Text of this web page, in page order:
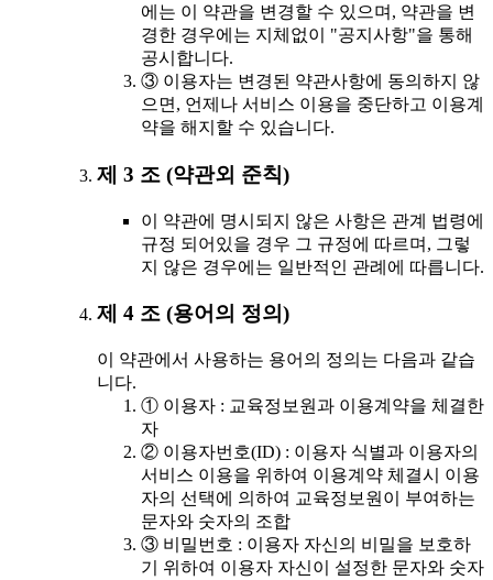
에는 이 약관을 변경할 수 있으며, 약관을 변
경한 경우에는 지체없이 "공지사항"을 통해
공시합니다.
③ 이용자는 변경된 약관사항에 동의하지 않
으면, 언제나 서비스 이용을 중단하고 이용계
약을 해지할 수 있습니다.
제 3 조 (약관외 준칙)
이 약관에 명시되지 않은 사항은 관계 법령에
규정 되어있을 경우 그 규정에 따르며, 그렇
지 않은 경우에는 일반적인 관례에 따릅니다.
제 4 조 (용어의 정의)
이 약관에서 사용하는 용어의 정의는 다음과 같습
니다.
① 이용자 : 교육정보원과 이용계약을 체결한
자
② 이용자번호(ID) : 이용자 식별과 이용자의
서비스 이용을 위하여 이용계약 체결시 이용
자의 선택에 의하여 교육정보원이 부여하는
문자와 숫자의 조합
③ 비밀번호 : 이용자 자신의 비밀을 보호하
기 위하여 이용자 자신이 설정한 문자와 숫자